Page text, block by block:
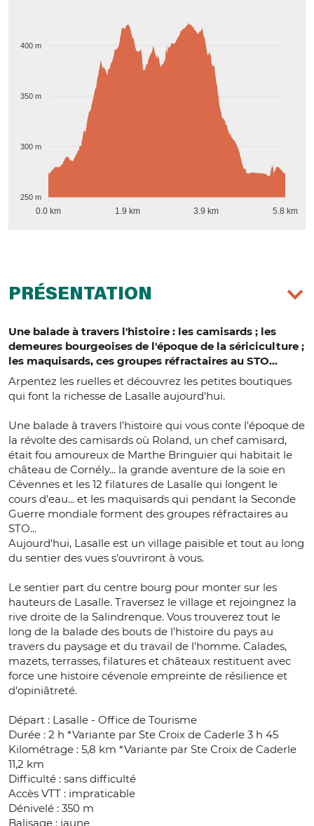
400 m
350 m
300 m
250 m
0.0 km 1.9 km 3.9 km 5.8 km
PRÉSENTATION
Une balade à travers l'histoire : les camisards ; les
demeures bourgeoises de l'époque de la sériciculture ;
les maquisards, ces groupes réfractaires au STO...
Arpentez les ruelles et découvrez les petites boutiques
qui font la richesse de Lasalle aujourd'hui.
Une balade à travers l'histoire qui vous conte l'époque de
la révolte des camisards où Roland, un chef camisard,
était fou amoureux de Marthe Bringuier qui habitait le
château de Cornély... la grande aventure de la soie en
Cévennes et les 12 filatures de Lasalle qui longent le
cours d'eau... et les maquisards qui pendant la Seconde
Guerre mondiale forment des groupes réfractaires au
STO...
Aujourd'hui, Lasalle est un village paisible et tout au long
du sentier des vues s'ouvriront à vous.
Le sentier part du centre bourg pour monter sur les
hauteurs de Lasalle. Traversez le village et rejoingnez la
rive droite de la Salindrenque. Vous trouverez tout le
long de la balade des bouts de l'histoire du pays au
travers du paysage et du travail de l'homme. Calades,
mazets, terrasses, filatures et châteaux restituent avec
force une histoire cévenole empreinte de résilience et
d'opiniâtreté.
Départ : Lasalle - Office de Tourisme
Durée : 2 h *Variante par Ste Croix de Caderle 3 h 45
Kilométrage : 5,8 km *Variante par Ste Croix de Caderle
11,2 km
Difficulté : sans difficulté
Accès VTT : impraticable
Dénivelé : 350 m
Balisage : jaune